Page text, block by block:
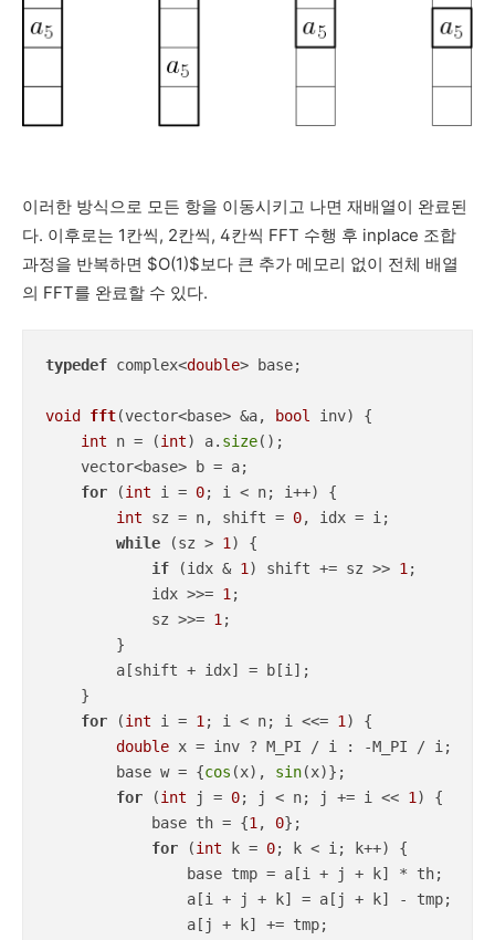
이러한 방식으로 모든 항을 이동시키고 나면 재배열이 완료된
다. 이후로는 1칸씩, 2칸씩, 4칸씩 FFT 수행 후 inplace 조합
과정을 반복하면 $O(1)$보다 큰 추가 메모리 없이 전체 배열
의 FFT를 완료할 수 있다.
typedef complex<double> base;
void fft(vector<base> &a, bool inv)
{
int n = (int) a. size();
    vector<base> b = a;
for (int i = 0; i < n; i++) {
int sz = n, shift = 0, idx = i;
while (sz > 1 ) {
if (idx & 1 ) shift += sz >> 1 ;
            idx >>=
1 ;
            sz >>=
1 ;
        }
        a[shift + idx] = b[i];
    }
for (int i = 1 ; i < n; i <<= 1 ) {
double x = inv ? M_PI / i : -M_PI / i;
        base w = {
cos (x), sin(x)};
for (int j = 0; j < n; j += i << 1 ) {
            base th = {
1 , 0};
for (int k = 0; k < i; k++) {
                base tmp = a[i + j + k] * th;
                a[i + j + k] = a[j + k] - tmp;
                a[j + k] += tmp;